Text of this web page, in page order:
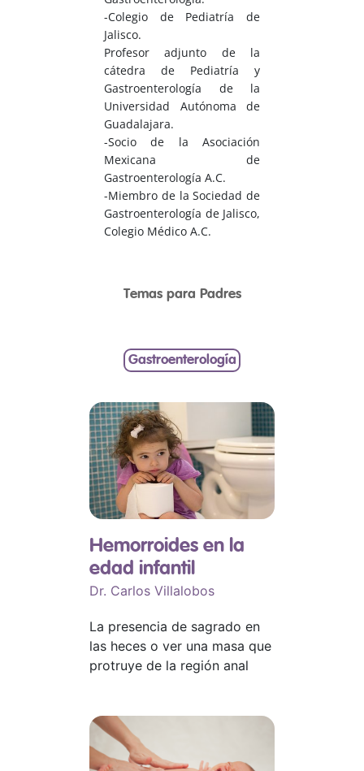
-Colegio de Pediatría de
Jalisco.
Profesor adjunto de la
cátedra de Pediatría y
Gastroenterología de la
Universidad Autónoma de
Guadalajara.
-Socio de la Asociación
Mexicana de
Gastroenterología A.C.
-Miembro de la Sociedad de
Gastroenterología de Jalisco,
Colegio Médico A.C.
Temas para Padres
Gastroenterología
Hemorroides en la
edad infantil
Dr. Carlos Villalobos
La presencia de sagrado en
las heces o ver una masa que
protruye de la región anal